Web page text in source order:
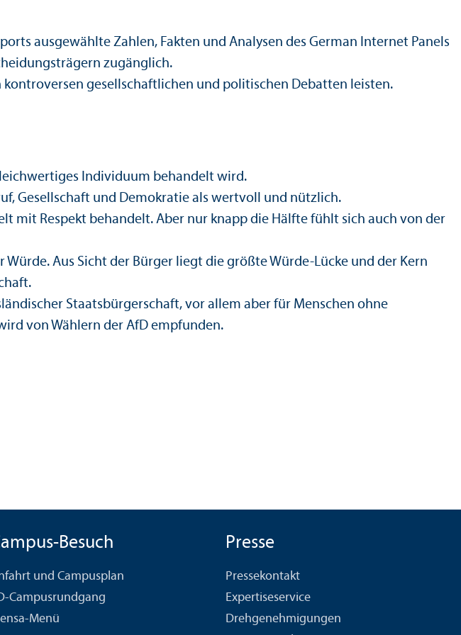
ausgewählte Zahlen, Fakten und Analysen des German Internet Panels
zugänglich.
gesellschaft­lichen und politischen Debatten leisten.
Individuum behandelt wird.
Gesellschaft und Demokratie als wertvoll und nützlich.
mit Respekt behandelt. Aber nur knapp die Hälfte fühlt sich auch von der
Aus Sicht der Bürger liegt die größte Würde-Lücke und der Kern
Staats­bürgerschaft, vor allem aber für Menschen ohne
von Wählern der AfD empfunden.
Besuch
und Campusplan
Campusrundgang
Menü
Presse
Pressekontakt
Expertiseservice
Drehgenehmigungen